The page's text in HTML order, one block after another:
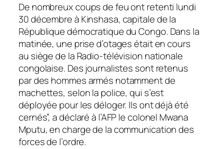
De nombreux coups de feu ont retenti lundi
30 décembre à Kinshasa, capitale de la
République démocratique du Congo. Dans la
matinée, une prise d’otages était en cours
au siège de la Radio-télévision nationale
congolaise. Des journalistes sont retenus
par des hommes armés notamment de
machettes, selon la police, qui s’est
déployée pour les déloger. Ils ont déjà été
cernés”, a déclaré à l’AFP le colonel Mwana
Mputu, en charge de la communication des
forces de l’ordre.